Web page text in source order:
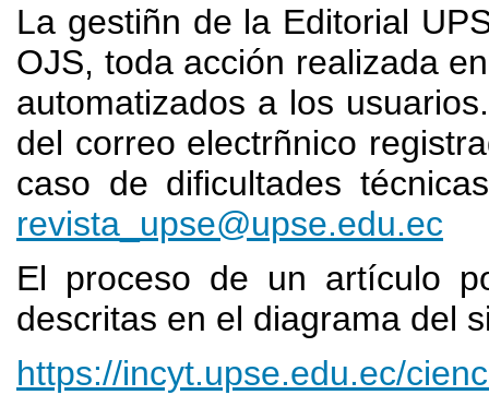
La gestiñn de la Editorial
OJS, toda acción realizada
automatizados a los
del correo electrñnico
caso de dificultades
revista_upse@upse.edu.ec
El proceso de un artículo
descritas en el diagrama del
https://incyt.upse.edu.ec/